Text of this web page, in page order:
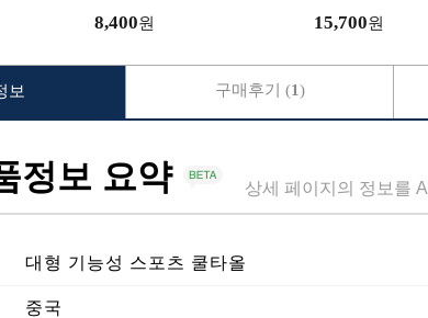
8,400원 15,700원
정보 요약 상세 페이지의 정보를
대형 기능성 스포츠 쿨타올
중국
보 구매후기 (1)